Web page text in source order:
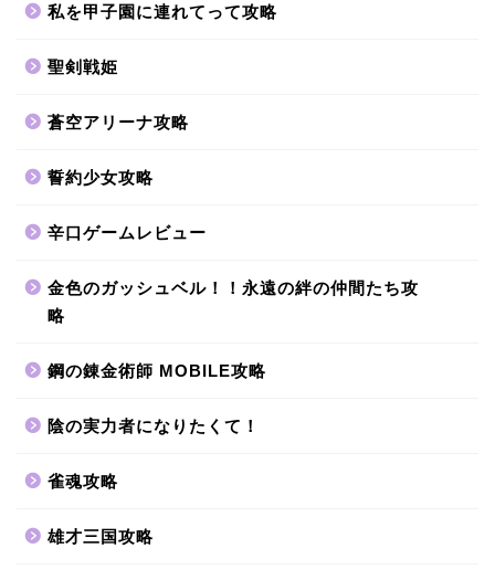
私を甲子園に連れてって攻略
聖剣戦姫
蒼空アリーナ攻略
誓約少女攻略
辛口ゲームレビュー
金色のガッシュベル！！永遠の絆の仲間たち攻
略
鋼の錬金術師 MOBILE攻略
陰の実力者になりたくて！
雀魂攻略
雄才三国攻略